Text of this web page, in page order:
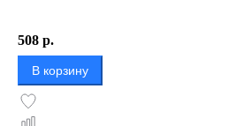
508 р.
В корзину